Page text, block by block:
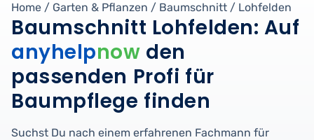
Home / Garten & Pflanzen / Baumschnitt / Lohfelden
Baumschnitt Lohfelden: Auf
anyhelpnow den
passenden Profi für
Baumpflege finden
Suchst Du nach einem erfahrenen Fachmann für